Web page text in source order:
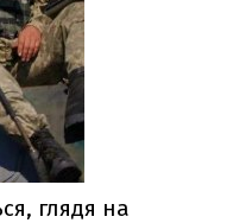
глядя на